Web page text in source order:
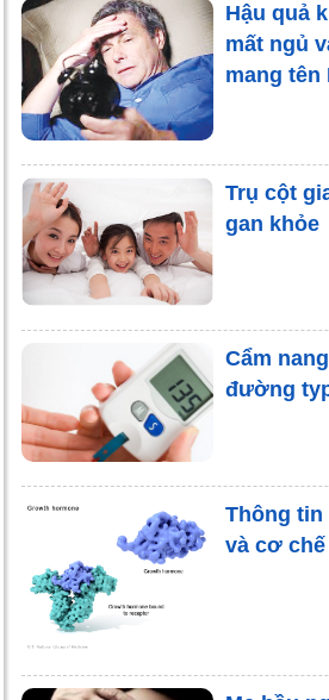
Hậu quả
mất ngủ
mang tên
Trụ cột
gan khỏe
Cẩm
đường
Thông tin
và cơ